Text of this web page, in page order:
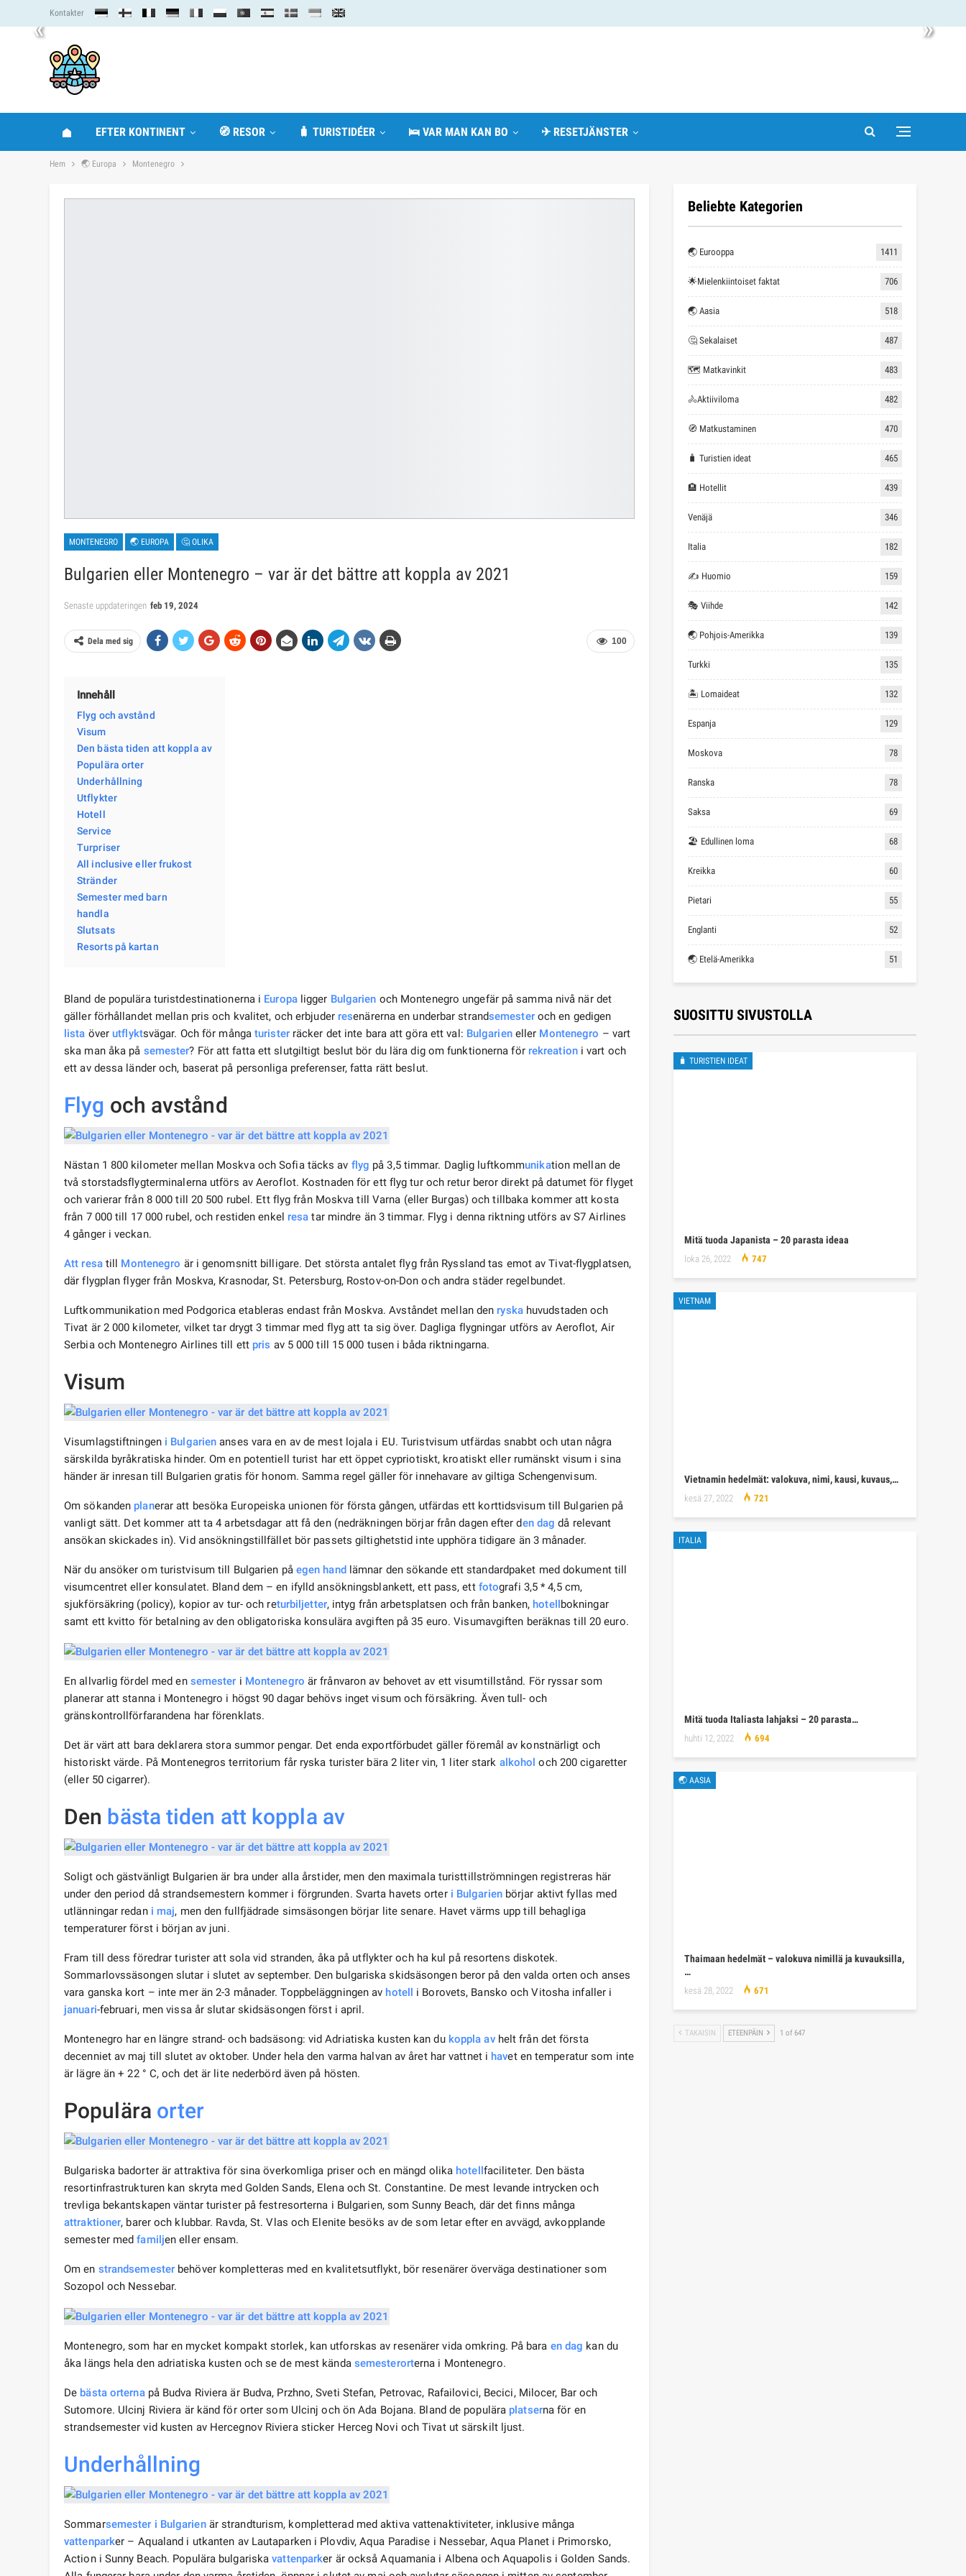
« »
Kontakter
EFTER KONTINENT 🧭 RESOR 🧳 TURISTIDÉER 🛌 VAR MAN KAN BO ✈ RESETJÄNSTER
Hem 🌏 Europa Montenegro
MONTENEGRO 🌏 EUROPA 🤔 OLIKA
Bulgarien eller Montenegro – var är det bättre att koppla av 2021
Senaste uppdateringen feb 19, 2024
100
Dela med sig
Innehåll
Flyg och avstånd
Visum
Den bästa tiden att koppla av
Populära orter
Underhållning
Utflykter
Hotell
Service
Turpriser
All inclusive eller frukost
Stränder
Semester med barn
handla
Slutsats
Resorts på kartan
Bland de populära turistdestinationerna i Europaligger Bulgarien och Montenegro ungefär på samma nivå när det
gäller förhållandet mellan pris och kvalitet, och erbjuder resenärerna en underbar strandsemesteroch en gedigen
lista överutflyktsvägar. Och för mångaturisterräcker det inte bara att göra ett val: Bulgarieneller Montenegro – vart
ska man åka på semester? För att fatta ett slutgiltigt beslut bör du lära dig om funktionerna för rekreationi vart och
ett av dessa länder och, baserat på personliga preferenser, fatta rätt beslut.
Flyg och avstånd
Nästan 1 800 kilometer mellan Moskva och Sofia täcks av flyg på 3,5 timmar. Daglig luftkommunikation mellan de
två storstadsflygterminalerna utförs av Aeroflot. Kostnaden för ett flyg tur och retur beror direkt på datumet för flyget
och varierar från 8 000 till 20 500 rubel. Ett flyg från Moskva till Varna (eller Burgas) och tillbaka kommer att kosta
från 7 000 till 17 000 rubel, och restiden enkel resa tar mindre än 3 timmar. Flyg i denna riktning utförs av S7 Airlines
4 gånger i veckan.
Att resatill Montenegro är i genomsnitt billigare. Det största antalet flyg från Ryssland tas emot av Tivat-flygplatsen,
där flygplan flyger från Moskva, Krasnodar, St. Petersburg, Rostov-on-Don och andra städer regelbundet.
Luftkommunikation med Podgorica etableras endast från Moskva. Avståndet mellan den ryskahuvudstaden och
Tivat är 2 000 kilometer, vilket tar drygt 3 timmar med flyg att ta sig över. Dagliga flygningar utförs av Aeroflot, Air
Serbia och Montenegro Airlines till ett pris av 5 000 till 15 000 tusen i båda riktningarna.
Visum
Visumlagstiftningen i Bulgarien anses vara en av de mest lojala i EU. Turistvisum utfärdas snabbt och utan några
särskilda byråkratiska hinder. Om en potentiell turist har ett öppet cypriotiskt, kroatiskt eller rumänskt visum i sina
händer är inresan till Bulgarien gratis för honom. Samma regel gäller för innehavare av giltiga Schengenvisum.
Om sökanden planerar att besöka Europeiska unionen för första gången, utfärdas ett korttidsvisum till Bulgarien på
vanligt sätt. Det kommer att ta 4 arbetsdagar att få den (nedräkningen börjar från dagen efter den dag då relevant
ansökan skickades in). Vid ansökningstillfället bör passets giltighetstid inte upphöra tidigare än 3 månader.
När du ansöker om turistvisum till Bulgarien på egen handlämnar den sökande ett standardpaket med dokument till
visumcentret eller konsulatet. Bland dem – en ifylld ansökningsblankett, ett pass, ett fotografi 3,5 * 4,5 cm,
sjukförsäkring (policy), kopior av tur- och returbiljetter, intyg från arbetsplatsen och från banken, hotellbokningar
samt ett kvitto för betalning av den obligatoriska konsulära avgiften på 35 euro. Visumavgiften beräknas till 20 euro.
En allvarlig fördel med en semester i Montenegro är frånvaron av behovet av ett visumtillstånd. För ryssar som
planerar att stanna i Montenegro i högst 90 dagar behövs inget visum och försäkring. Även tull- och
gränskontrollförfarandena har förenklats.
Det är värt att bara deklarera stora summor pengar. Det enda exportförbudet gäller föremål av konstnärligt och
historiskt värde. På Montenegros territorium får ryska turister bära 2 liter vin, 1 liter stark alkohol och 200 cigaretter
(eller 50 cigarrer).
Den bästa tiden att koppla av
Soligt och gästvänligt Bulgarien är bra under alla årstider, men den maximala turisttillströmningen registreras här
under den period då strandsemestern kommer i förgrunden. Svarta havets orter i Bulgarienbörjar aktivt fyllas med
utlänningar redan i maj, men den fullfjädrade simsäsongen börjar lite senare. Havet värms upp till behagliga
temperaturer först i början av juni.
Fram till dess föredrar turister att sola vid stranden, åka på utflykter och ha kul på resortens diskotek.
Sommarlovssäsongen slutar i slutet av september. Den bulgariska skidsäsongen beror på den valda orten och anses
vara ganska kort – inte mer än 2-3 månader. Toppbeläggningen av hotell i Borovets, Bansko och Vitosha infaller i
januari-februari, men vissa år slutar skidsäsongen först i april.
Montenegro har en längre strand- och badsäsong: vid Adriatiska kusten kan du koppla avhelt från det första
decenniet av maj till slutet av oktober. Under hela den varma halvan av året har vattnet i havet en temperatur som inte
är lägre än + 22 ° C, och det är lite nederbörd även på hösten.
Populära orter
Bulgariska badorter är attraktiva för sina överkomliga priser och en mängd olika hotellfaciliteter. Den bästa
resortinfrastrukturen kan skryta med Golden Sands, Elena och St. Constantine. De mest levande intrycken och
trevliga bekantskapen väntar turister på festresorterna i Bulgarien, som Sunny Beach, där det finns många
attraktioner, barer och klubbar. Ravda, St. Vlas och Elenite besöks av de som letar efter en avvägd, avkopplande
semester medfamiljen eller ensam.
Om en strandsemester behöver kompletteras med en kvalitetsutflykt, bör resenärer överväga destinationer som
Sozopol och Nessebar.
Montenegro, som har en mycket kompakt storlek, kan utforskas av resenärer vida omkring. På bara en dag kan du
åka längs hela den adriatiska kusten och se de mest kända semesterorterna i Montenegro.
De bästa orternapå Budva Riviera är Budva, Przhno, Sveti Stefan, Petrovac, Rafailovici, Becici, Milocer, Bar och
Sutomore. Ulcinj Riviera är känd för orter som Ulcinj och ön Ada Bojana. Bland de populära platserna för en
strandsemester vid kusten av Hercegnov Riviera sticker Herceg Novi och Tivat ut särskilt ljust.
Underhållning
Sommarsemester i Bulgarienär strandturism, kompletterad med aktiva vattenaktiviteter, inklusive många
vattenparker – Aqualand i utkanten av Lautaparken i Plovdiv, Aqua Paradise i Nessebar, Aqua Planet i Primorsko,
Action i Sunny Beach. Populära bulgariskavattenparker är också Aquamania i Albena och Aquapolis i Golden Sands.
Beliebte Kategorien
🌏 Eurooppa 1411
🌟Mielenkiintoiset faktat 706
🌏 Aasia 518
🤔 Sekalaiset 487
🗺 Matkavinkit 483
🚴Aktiiviloma 482
🧭 Matkustaminen 470
🧳 Turistien ideat 465
🏨 Hotellit 439
Venäjä 346
Italia 182
✍ Huomio 159
🎭 Viihde 142
🌏 Pohjois-Amerikka 139
Turkki 135
🏝 Lomaideat 132
Espanja 129
Moskova 78
Ranska 78
Saksa 69
🏖 Edullinen loma 68
Kreikka 60
Pietari 55
Englanti 52
🌏 Etelä-Amerikka 51
SUOSITTU SIVUSTOLLA
🧳 TURISTIEN IDEAT
Mitä tuoda Japanista – 20 parasta ideaa
loka 26, 2022 747
VIETNAM
Vietnamin hedelmät: valokuva, nimi, kausi, kuvaus,…
kesä 27, 2022 721
ITALIA
Mitä tuoda Italiasta lahjaksi – 20 parasta…
huhti 12, 2022 694
🌏 AASIA
Thaimaan hedelmät – valokuva nimillä ja kuvauksilla,
…
kesä 28, 2022 671
TAKAISIN ETEENPÄIN 1 of 647